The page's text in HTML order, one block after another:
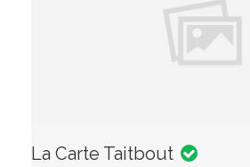
La Carte Taitbout